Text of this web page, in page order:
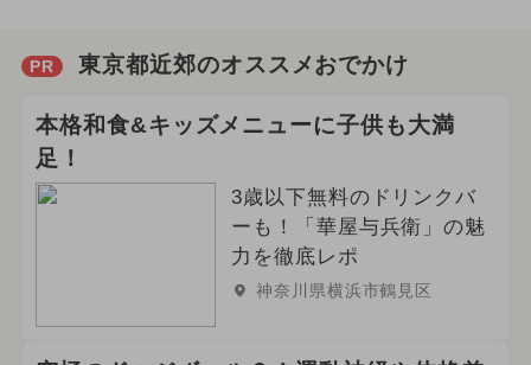
PR 東京都近郊のオススメおでかけ
本格和食&キッズメニューに子供も大満
足！
3歳以下無料のドリンクバ
ーも！「華屋与兵衛」の魅
力を徹底レポ
神奈川県横浜市鶴見区